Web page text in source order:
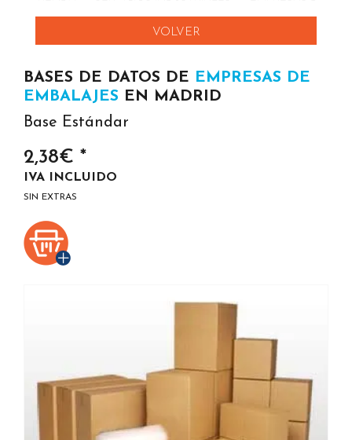
VOLVER
BASES DE DATOS DE EMPRESAS DE
EMBALAJES EN MADRID
Base Estándar
2,38€ *
IVA INCLUIDO
SIN EXTRAS